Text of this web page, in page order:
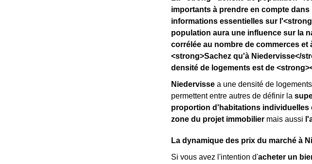
importants à prendre en compte
informations essentielles sur
population aura une influence sur la
corrélée au nombre de commerces
<strong>Sachez qu'à Niedervisse</
densité de logements est de
Niedervisse a une densité de
permettent entre autres de définir la
proportion d'habitations individuelles
zone du projet immobilier mais aussi
La dynamique des prix du marché à
Si vous avez l'intention d'acheter un